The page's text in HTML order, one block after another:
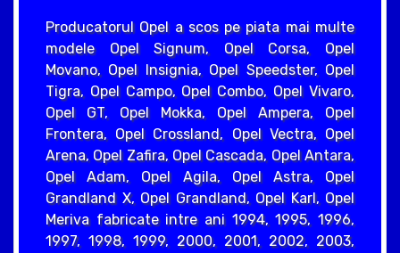
Producatorul Opel a scos pe piata mai multe
modele Opel Signum, Opel Corsa, Opel
Movano, Opel Insignia, Opel Speedster, Opel
Tigra, Opel Campo, Opel Combo, Opel Vivaro,
Opel GT, Opel Mokka, Opel Ampera, Opel
Frontera, Opel Crossland, Opel Vectra, Opel
Arena, Opel Zafira, Opel Cascada, Opel Antara,
Opel Adam, Opel Agila, Opel Astra, Opel
Grandland X, Opel Grandland, Opel Karl, Opel
Meriva fabricate intre ani 1994, 1995, 1996,
1997, 1998, 1999, 2000, 2001, 2002, 2003,